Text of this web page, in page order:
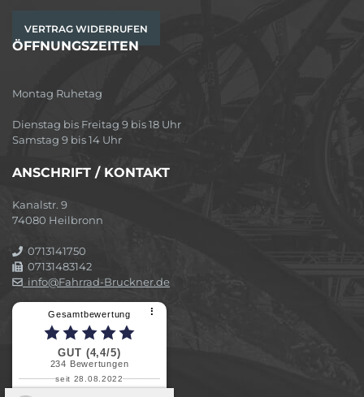
VERTRAG WIDERRUFEN
ÖFFNUNGSZEITEN
Montag Ruhetag
Dienstag bis Freitag 9 bis 18 Uhr
Samstag 9 bis 14 Uhr
ANSCHRIFT / KONTAKT
Kanalstr. 9
74080 Heilbronn
0713141750
07131483142
info@Fahrrad-Bruckner.de
Gesamtbewertung ⠇
GUT (4,4/5)
234 Bewertungen
seit 28.08.2022